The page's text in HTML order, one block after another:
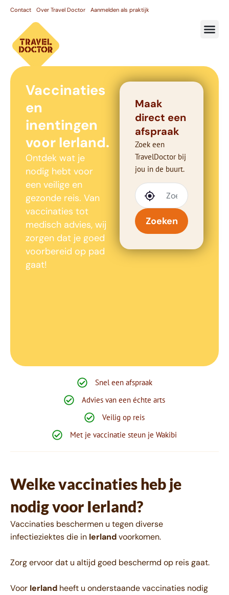
Contact Over Travel Doctor Aanmelden als praktijk
Vaccinaties
en
inentingen
voor Ierland.
Ontdek wat je
nodig hebt voor
een veilige en
gezonde reis. Van
vaccinaties tot
medisch advies, wij
zorgen dat je goed
voorbereid op pad
gaat!
Maak
direct een
afspraak
Zoek een
TravelDoctor bij
jou in de buurt.
Zoeken
Snel een afspraak
Advies van een échte arts
Veilig op reis
Met je vaccinatie steun je Wakibi
Welke vaccinaties heb je
nodig voor Ierland?
Vaccinaties beschermen u tegen diverse
infectieziektes die in Ierlandvoorkomen.
Zorg ervoor dat u altijd goed beschermd op reis gaat.
Voor Ierland heeft u onderstaande vaccinaties nodig